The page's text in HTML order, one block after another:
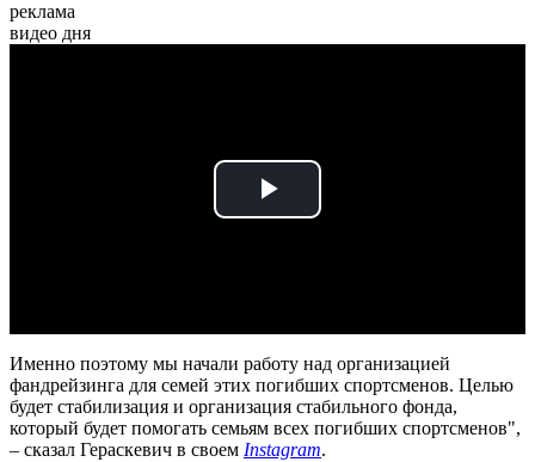
реклама
видео дня
Play
Именно поэтому мы начали работу над организацией
фандрейзинга для семей этих погибших спортсменов. Целью
будет стабилизация и организация стабильного фонда,
который будет помогать семьям всех погибших спортсменов",
– сказал Гераскевич в своем Instagram.